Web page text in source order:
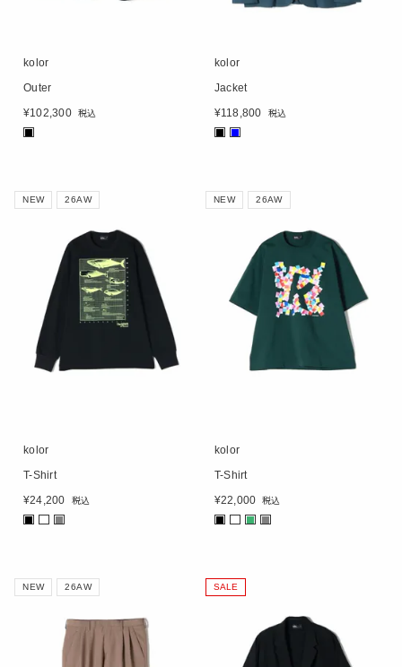
kolor
Outer
¥102,300 税込
■
kolor
Jacket
¥118,800 税込
■ ■
NEW 26AW
kolor
T-Shirt
¥24,200 税込
■ ■
NEW 26AW
kolor
T-Shirt
¥22,000 税込
■ ■ ■
NEW 26AW SALE